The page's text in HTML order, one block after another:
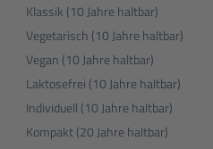
Klassik (10 Jahre haltbar)
Vegetarisch (10 Jahre haltbar)
Vegan (10 Jahre haltbar)
Laktosefrei (10 Jahre haltbar)
Individuell (10 Jahre haltbar)
Kompakt (20 Jahre haltbar)